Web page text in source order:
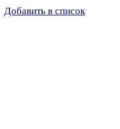
Добавить в список